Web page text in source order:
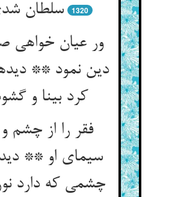
سلطان
1320
ور عیان خواهی
دین نمود **
کرد بینا و
فقر را از چشم و
سیمای او **
چشمی که دارد